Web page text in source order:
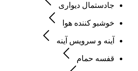
جادستمال دیواری
خوشبو کننده هوا
آینه و سرویس آینه
قفسه حمام